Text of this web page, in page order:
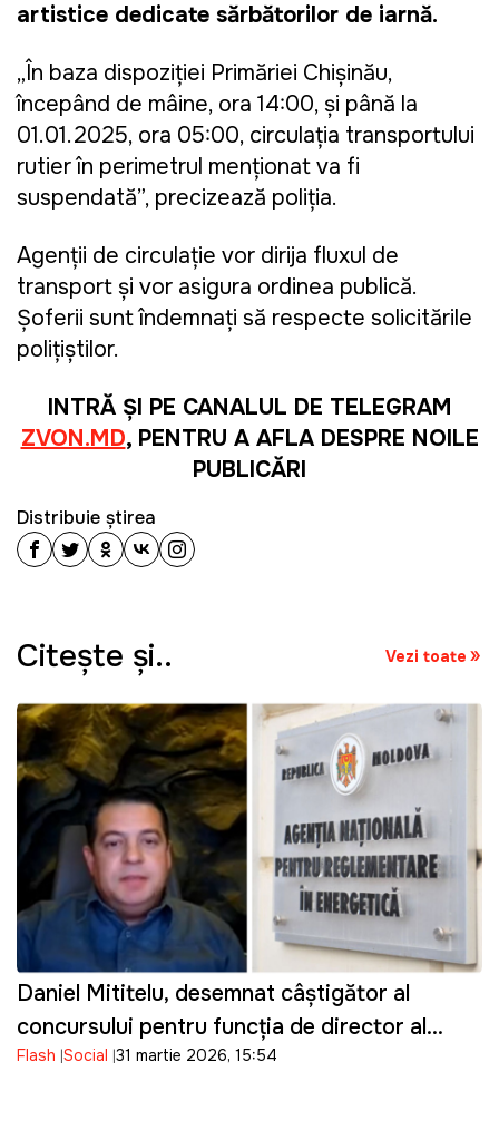
artistice dedicate sărbătorilor de iarnă.
„În baza dispoziției Primăriei Chișinău,
începând de mâine, ora 14:00, și până la
01.01.2025, ora 05:00, circulația transportului
rutier în perimetrul menționat va fi
suspendată”, precizează poliția.
Agenții de circulație vor dirija fluxul de
transport și vor asigura ordinea publică.
Șoferii sunt îndemnați să respecte solicitările
polițiștilor.
INTRĂ ȘI PE CANALUL DE TELEGRAM
ZVON.MD, PENTRU A AFLA DESPRE NOILE
PUBLICĂRI
Distribuie știrea
Citeşte şi.. Vezi toate
Daniel Mititelu, desemnat câștigător al
concursului pentru funcția de director al
ANRE
Flash Social 31 martie 2026, 15:54